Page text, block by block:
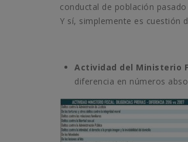
conductal de población
Y sí, simplemente es cuestión
Actividad del Ministerio
diferencia en números